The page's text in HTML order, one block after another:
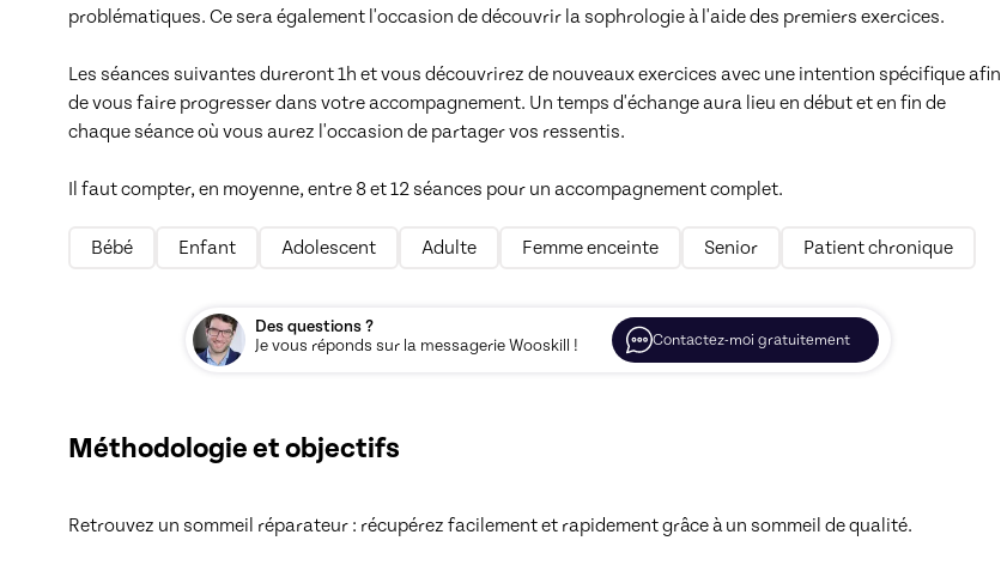
problématiques. Ce sera également l'occasion de découvrir la sophrologie à l'aide des premiers exercices.
Les séances suivantes dureront 1h et vous découvrirez de nouveaux exercices avec une intention spécifique afin
de vous faire progresser dans votre accompagnement. Un temps d'échange aura lieu en début et en fin de
chaque séance où vous aurez l'occasion de partager vos ressentis.
Il faut compter, en moyenne, entre 8 et 12 séances pour un accompagnement complet.
Bébé Enfant Adolescent Adulte Femme enceinte Senior Patient chronique
Des questions ?
Je vous réponds sur la messagerie Wooskill !
Contactez-moi gratuitement
Méthodologie et objectifs
Retrouvez un sommeil réparateur : récupérez facilement et rapidement grâce à un sommeil de qualité.